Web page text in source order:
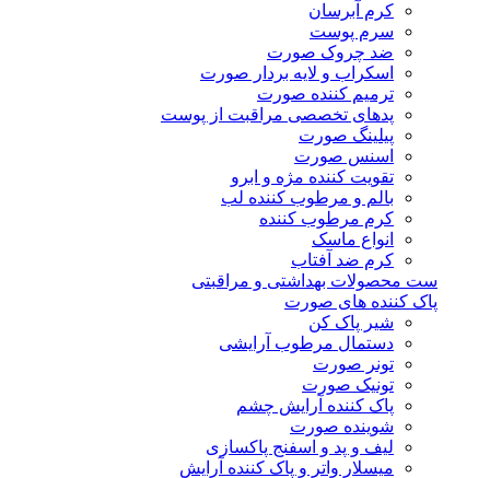
کرم آبرسان
سرم پوست
ضد چروک صورت
اسکراب و لایه بردار صورت
ترمیم کننده صورت
پدهای تخصصی مراقبت از پوست
پیلینگ صورت
اسنس صورت
تقویت کننده مژه و ابرو
بالم و مرطوب کننده لب
کرم مرطوب کننده
انواع ماسک
کرم ضد آفتاب
ست محصولات بهداشتی و مراقبتی
پاک کننده های صورت
شیر پاک کن
دستمال مرطوب آرایشی
تونر صورت
تونیک صورت
پاک کننده آرایش چشم
شوینده صورت
لیف و پد و اسفنج پاکسازی
میسلار واتر و پاک کننده آرایش